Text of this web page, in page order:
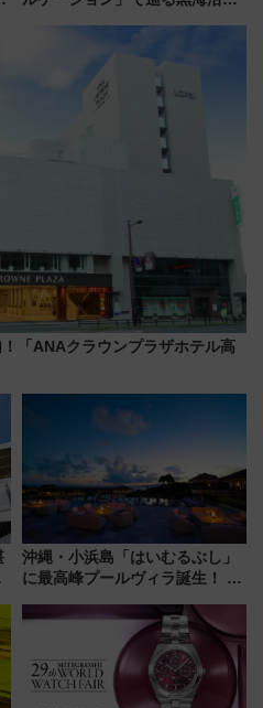
ショジオも認める『2026年に訪
れるべき世界の旅先』
「ANAクラウンプラザホテル高
沖縄・小浜島「はいむるぶし」
に最高峰プールヴィラ誕生！ 石
美旅「何もしない贅沢」を体験